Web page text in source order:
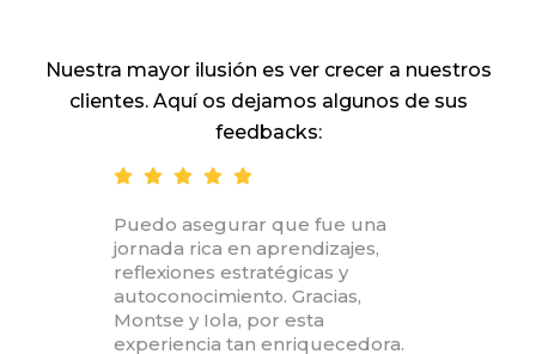
Nuestra mayor ilusión es ver crecer a nuestros
clientes. Aquí os dejamos algunos de sus
feedbacks:
que fue una
Decididamente el
Leadership Insights de
MENTORAES ofrece una
experiencia de alto nivel,
la satisfacción de los
participantes fruto del